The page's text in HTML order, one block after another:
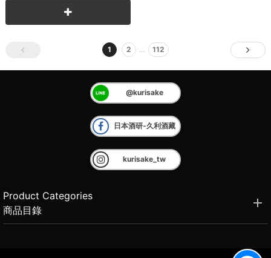
1 2 … 112
@kurisake
日本酒研-久利酒藏
kurisake_tw
Product Categories
商品目錄